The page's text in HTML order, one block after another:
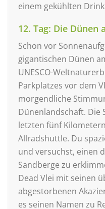
einem gekühlten
12. Tag: Die Dünen
Schon vor
gigantischen Dünen
UNESCO-
Parkplatzes vor dem
morgendliche
Dünenlandschaft. Die
letzten fünf
Allradshuttle. Du
und versuchst, einen
Sandberge zu
Dead Vlei mit seinen
abgestorbenen
es seinen Namen zu